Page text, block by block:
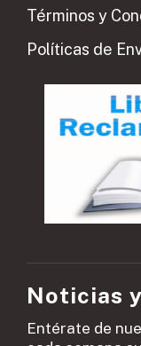
Términos y
Políticas de
Noticias
Entérate de